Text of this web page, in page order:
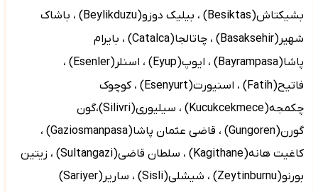
بشیکتاش(Besiktas
) ، بیلیک دوزو(Beylikduzu
) ، باشاک
شهیر(Basaksehir
) ، چاتالجا(Catalca
) ، بایرام
پاشا(Bayrampasa
) ، ایوپ(Eyup) ، اسنلر(Esenler
) ،
فاتیح(Fatih) ، اسنیورت(Esenyurt) ، کوچوک
چکمجه(Kucukcekmece) ، سیلیوری(Silivri)،گون
گورن(Gungoren) ، قاضی عثمان پاشا(Gaziosmanpasa) ،
کاغیت هانه(Kagithane) ، سلطان قاضی(Sultangazi) ، زیتین
بورنو(Zeytinburnu) ، شیشلی(Sisli) ، ساریر(Sariyer
)